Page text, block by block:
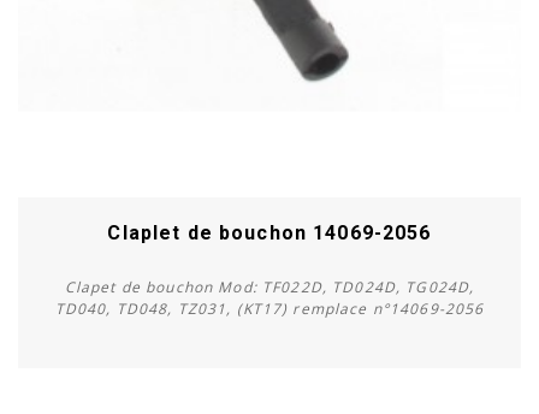
Claplet de bouchon 14069-2056
Clapet de bouchon Mod: TF022D, TD024D, TG024D,
TD040, TD048, TZ031, (KT17) remplace n°14069-2056